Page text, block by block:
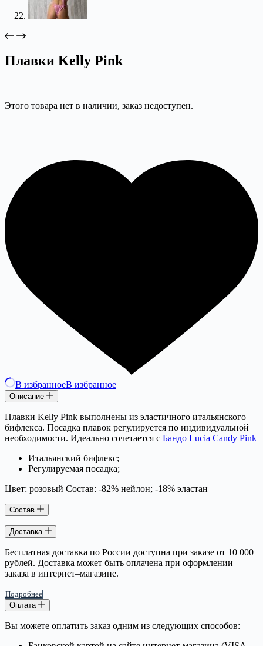
Плавки Kelly Pink
Этого товара нет в наличии, заказ недоступен.
В избранноеВ избранное
Описание
Плавки Kelly Pink выполнены из эластичного итальянского
бифлекса. Посадка плавок регулируется по индивидуальной
необходимости. Идеально сочетается с Бандо Lucia Candy Pink
Итальянский бифлекс;
Регулируемая посадка;
Цвет: розовый Состав: -82% нейлон; -18% эластан
Состав
Доставка
Бесплатная доставка по России доступна при заказе от 10 000
рублей. Доставка может быть оплачена при оформлении
заказа в интернет–магазине.
Подробнее
Оплата
Вы можете оплатить заказ одним из следующих способов: